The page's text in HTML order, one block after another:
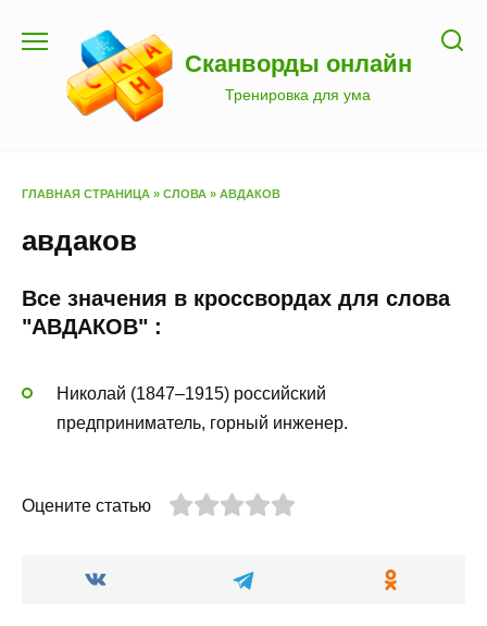
содержанию
Сканворды онлайн
Тренировка для ума
ГЛАВНАЯ СТРАНИЦА » СЛОВА » АВДАКОВ
авдаков
Все значения в кроссвордах для слова
"АВДАКОВ" :
Николай (1847–1915) российский
предприниматель, горный инженер.
Оцените статью